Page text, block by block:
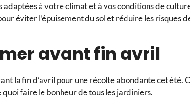
adaptées à votre climat et à vos conditions de
éviter l’épuisement du sol et réduire les risques
avant fin avril
la fin d’avril pour une récolte abondante cet été.
faire le bonheur de tous les jardiniers.